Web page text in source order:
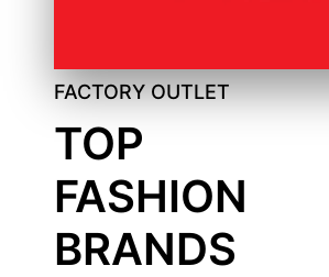
FACTORY OUTLET
TOP
FASHION
BRANDS